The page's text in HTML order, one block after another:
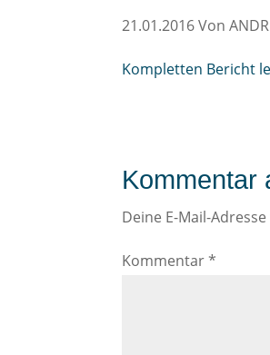
21.01.2016 Von
Kompletten Bericht
Kommentar
Deine E-Mail-
Kommentar*